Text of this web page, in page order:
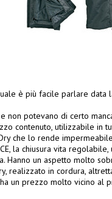
è più facile parlare data
non potevano di certo
contenuto, utilizzabile in
che lo rende
la chiusura vita regolabile,
Hanno un aspetto molto
realizzato in cordura,
un prezzo molto vicino al